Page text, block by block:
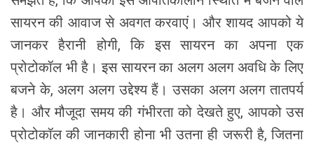
सायरन की आवाज से अवगत करवाएं। और शायद आपको ये
जानकर हैरानी होगी, कि इस सायरन का अपना एक
प्रोटोकॉल भी है। इस सायरन का अलग अलग अवधि के लिए
बजने के, अलग अलग उद्देश्य हैं। उसका अलग अलग तातपर्य
है। और मौजूदा समय की गंभीरता को देखते हुए, आपको उस
प्रोटोकॉल की जानकारी होना भी उतना ही जरूरी है, जितना